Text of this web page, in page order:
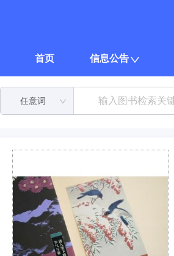
首页 信息公告
任意词